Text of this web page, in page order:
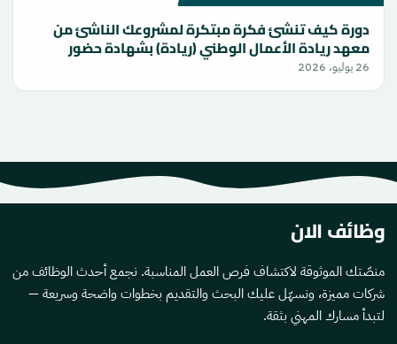
دورة كيف تنشئ فكرة مبتكرة لمشروعك الناشئ من
معهد ريادة الأعمال الوطني (ريادة) بشهادة حضور
26 يوليو، 2026
وظائف الان
منصّتك الموثوقة لاكتشاف فرص العمل المناسبة. نجمع أحدث الوظائف من
شركات مميزة، ونسهّل عليك البحث والتقديم بخطوات واضحة وسريعة —
لتبدأ مسارك المهني بثقة.